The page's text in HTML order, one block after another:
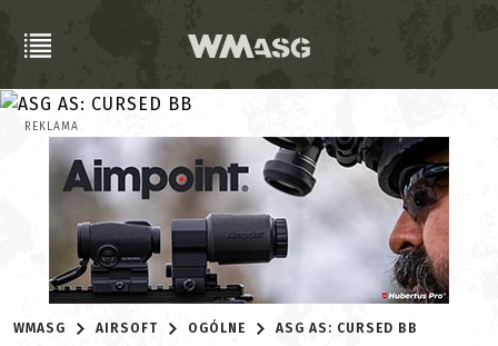
REKLAMA
WMASG AIRSOFT OGÓLNE ASG AS: CURSED BB